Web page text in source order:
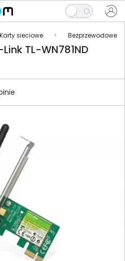
Karty sieciowe Bezprzewodowe
TL-WN781ND